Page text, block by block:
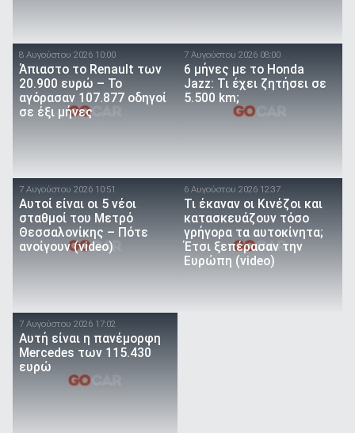
8 Αυγούστου 2026 10:00
Άπιαστο το Renault των
20.900 ευρώ – Το
αγόρασαν 107.877 οδηγοί
σε έξι μήνες
7 Αυγούστου 2026 08:00
6 μήνες με το Honda
Jazz: Τι έχει ζητήσει σε
5.500 km;
7 Αυγούστου 2026 10:51
Αυτοί είναι οι 5 νέοι
σταθμοί του Μετρό
Θεσσαλονίκης – Πότε
ανοίγουν (video)
6 Αυγούστου 2026 12:37
Τι έκαναν οι Κινέζοι και
κατασκευάζουν τόσο
γρήγορα τα αυτοκίνητα;
Έτσι ξεπέρασαν την
Ευρώπη (video)
7 Αυγούστου 2026 17:02
Αυτή είναι η πανέμορφη
Mercedes των 115.430
ευρώ